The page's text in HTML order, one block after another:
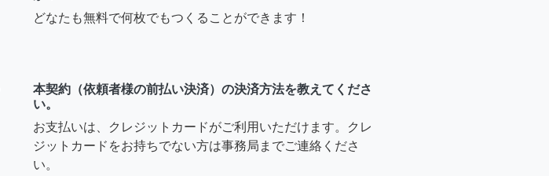
どなたも無料で何枚でもつくることができます！
本契約（依頼者様の前払い決済）の決済方法を教えてくださ
い。
お支払いは、クレジットカードがご利用いただけます。クレ
ジットカードをお持ちでない方は事務局までご連絡くださ
い。